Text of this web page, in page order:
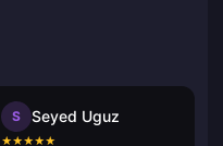
S Seyed Uguz
★★★★★